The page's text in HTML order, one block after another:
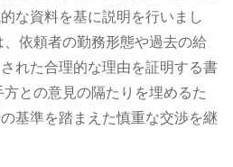
な資料を基に説明を行いまし
依頼者の勤務形態や過去の給
れた合理的な理由を証明する書
方との意見の隔たりを埋めるた
基準を踏まえた慎重な交渉を継